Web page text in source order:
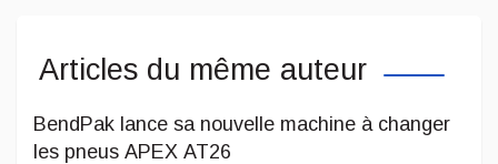
Articles du même auteur
BendPak lance sa nouvelle machine à changer
les pneus APEX AT26